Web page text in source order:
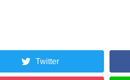
Twitter